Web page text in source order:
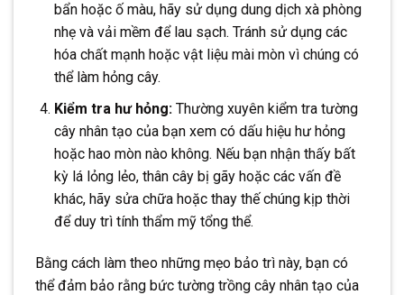
bẩn hoặc ố màu, hãy sử dụng dung dịch xà phòng
nhẹ và vải mềm để lau sạch. Tránh sử dụng các
hóa chất mạnh hoặc vật liệu mài mòn vì chúng có
thể làm hỏng cây.
Kiểm tra hư hỏng:Thường xuyên kiểm tra tường
cây nhân tạo của bạn xem có dấu hiệu hư hỏng
hoặc hao mòn nào không. Nếu bạn nhận thấy bất
kỳ lá lỏng lẻo, thân cây bị gãy hoặc các vấn đề
khác, hãy sửa chữa hoặc thay thế chúng kịp thời
để duy trì tính thẩm mỹ tổng thể.
Bằng cách làm theo những mẹo bảo trì này, bạn có
thể đảm bảo rằng bức tường trồng cây nhân tạo của